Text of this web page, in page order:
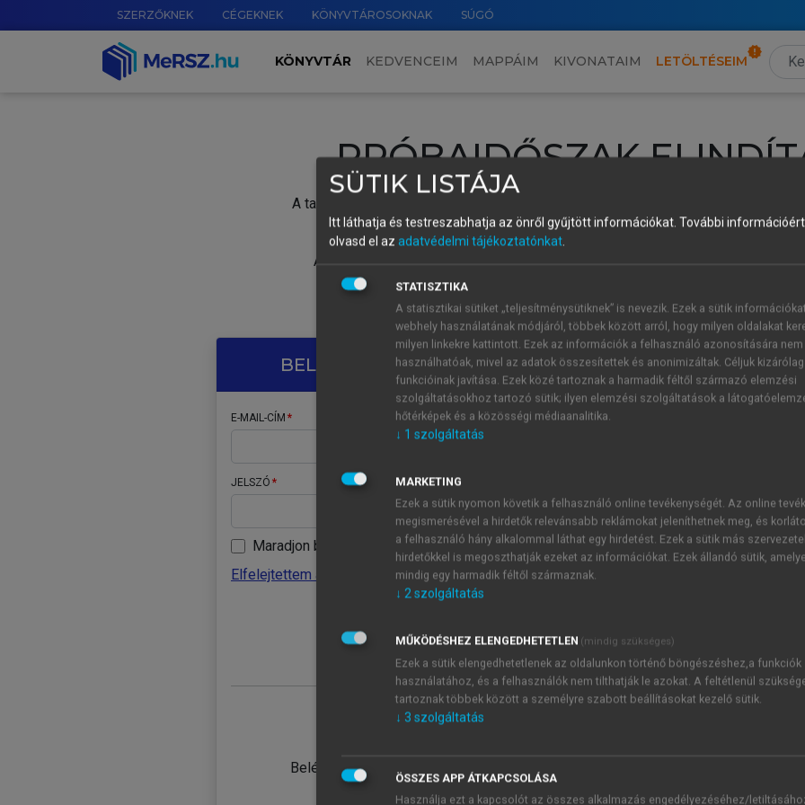
SZERZŐKNEK CÉGEKNEK KÖNYVTÁROSOKNAK SÚGÓ
KÖNYVTÁR KEDVENCEIM MAPPÁIM KIVONATAIM LETÖLTÉSEIM
PRÓBAIDŐSZAK
A tartalom megtekintéséhez lépj be a saját fiókoddal, iskolai azonosítóddal vagy
Új felhasználóként1 óra díjmentes hozzáférésrevagy
A próbaidőszak elindításához,
vagy hozz
A regisztráció után a
BELÉPÉS SAJÁT FIÓKKAL
E-MAIL-CÍM
JELSZÓ
Maradjon belépve
Elfelejtettem a jelszavamat
Belépés intézményi azonosítóval
ÚJ FIÓK
1 óra
JELSZÓ
Kérek értesítést a MeRSZ
Kérek értesítést az
SÜTIK LISTÁJA
Itt láthatja és testreszabhatja az önről gyűjtött információkat. További
olvasd el az adatvédelmi tájékoztatónkat.
STATISZTIKA
A statisztikai sütiket „teljesítménysütiknek” is nevezik. Ezek a sütik
webhely használatának módjáról, többek között arról, hogy milyen oldalakat
milyen linkekre kattintott. Ezek az információk a felhasználó azonosítására nem
használhatóak, mivel az adatok összesítettek és anonimizáltak. Céljuk
funkcióinak javítása. Ezek közé tartoznak a harmadik féltől származó elemzési
szolgáltatásokhoz tartozó sütik; ilyen elemzési szolgáltatások a
hőtérképek és a közösségi médiaanalitika.
↓ 1 szolgáltatás
MARKETING
Ezek a sütik nyomon követik a felhasználó online tevékenységét. Az online
megismerésével a hirdetők relevánsabb reklámokat jeleníthetnek meg, és
a felhasználó hány alkalommal láthat egy hirdetést. Ezek a sütik más
hirdetőkkel is megoszthatják ezeket az információkat. Ezek állandó sütik,
mindig egy harmadik féltől származnak.
↓ 2szolgáltatás
MŰKÖDÉSHEZ ELENGEDHETETLEN (mindig szükséges)
Ezek a sütik elengedhetetlenek az oldalunkon történő böngészéshez,a funkciók
használatához, és a felhasználók nem tilthatják le azokat. A feltétlenül
tartoznak többek között a személyre szabott beállításokat kezelő sütik.
↓ 3 szolgáltatás
ÖSSZES APP ÁTKAPCSOLÁSA
Használja ezt a kapcsolót az összes alkalmazás engedélyezéséhez/